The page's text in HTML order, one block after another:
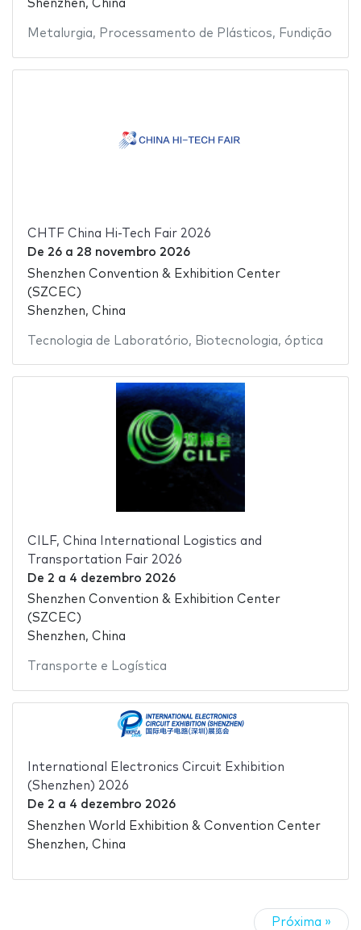
Shenzhen, China
Metalurgia, Processamento de Plásticos, Fundição
CHTF China Hi-Tech Fair 2026
De 26a 28 novembro 2026
Shenzhen Convention & Exhibition Center
(SZCEC)
Shenzhen, China
Tecnologia de Laboratório, Biotecnologia, óptica
CILF, China International Logistics and
Transportation Fair 2026
De 2 a 4 dezembro 2026
Shenzhen Convention & Exhibition Center
(SZCEC)
Shenzhen, China
Transporte e Logística
International Electronics Circuit Exhibition
(Shenzhen) 2026
De 2 a 4 dezembro 2026
Shenzhen World Exhibition & Convention Center
Shenzhen, China
Próxima »